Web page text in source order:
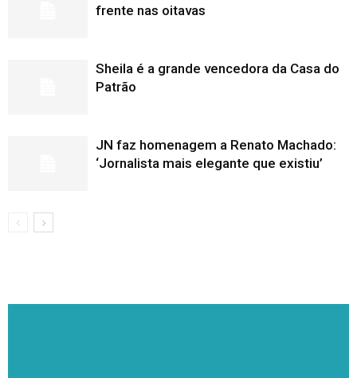
frente nas oitavas
Sheila é a grande vencedora da Casa do
Patrão
JN faz homenagem a Renato Machado:
‘Jornalista mais elegante que existiu’